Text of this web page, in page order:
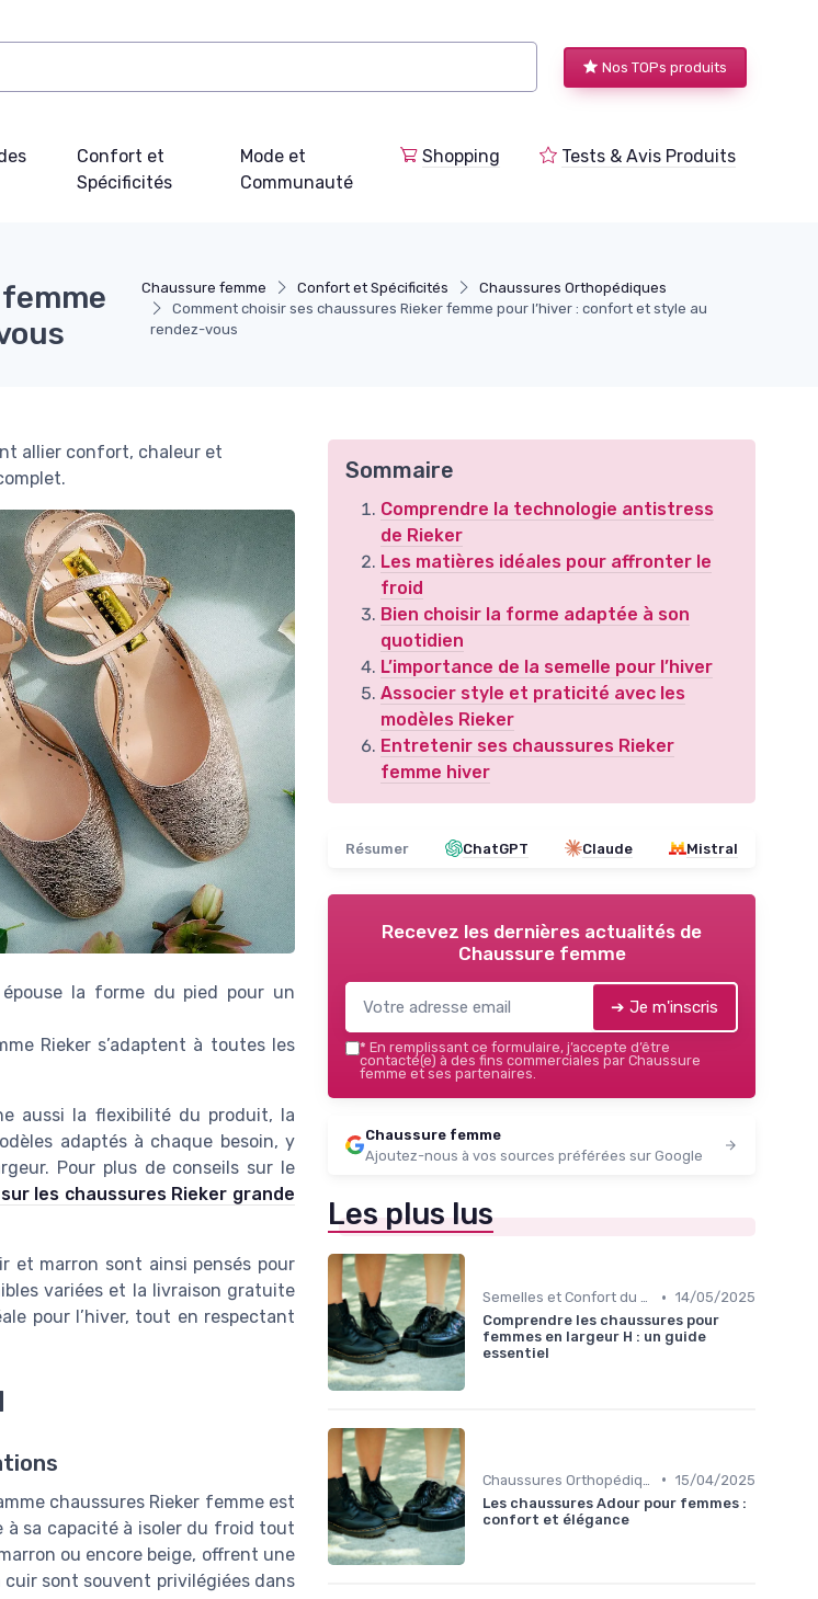
Nos TOPs produits
Confort et
Spécificités
Mode et
Communauté
Shopping Tests & Avis Produits
Chaussure femme Confort et Spécificités
Chaussures Orthopédiques
Comment choisir ses chaussures Rieker femme pour l’hiver : confort et style au
rendez-vous
allier confort, chaleur et
la forme du pied pour un
Rieker s’adaptent à toutes les
aussi la flexibilité du produit, la
adaptés à chaque besoin, y
Pour plus de conseils sur le
les chaussures Rieker grande
et marron sont ainsi pensés pour
variées et la livraison gratuite
pour l’hiver, tout en respectant
chaussures Rieker femme est
à sa capacité à isoler du froid tout
ou encore beige, offrent une
sont souvent privilégiées dans
Sommaire
Comprendre la technologie antistress
de Rieker
Les matières idéales pour affronter le
froid
Bien choisir la forme adaptée à son
quotidien
L’importance de la semelle pour l’hiver
Associer style et praticité avec les
modèles Rieker
Entretenir ses chaussures Rieker
femme hiver
Résumer ChatGPT Claude Mistral
Recevez les dernières actualités de
Chaussure femme
➔ Je m'inscris
* En remplissant ce formulaire, j’accepte d’être
contacté(e) à des fins commerciales par Chaussure
femme et ses partenaires.
Chaussure femme
Ajoutez-nous à vos sources préférées sur Google
Les plus lus
Semelles et Confort du Pied • 14/05/2025
Comprendre les chaussures pour
femmes en largeur H : un guide
essentiel
• 15/04/2025
Les chaussures Adour pour femmes :
confort et élégance